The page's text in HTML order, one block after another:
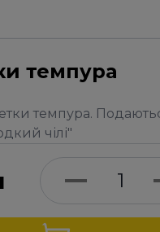
темпура
темпура.
чілі"